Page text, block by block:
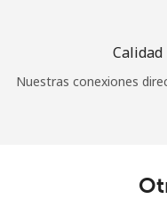
Calidad
Nuestras conexiones